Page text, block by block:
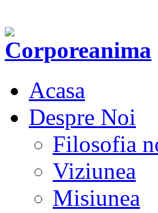
Acasa
Despre Noi
Filosofia
Viziunea
Misiunea